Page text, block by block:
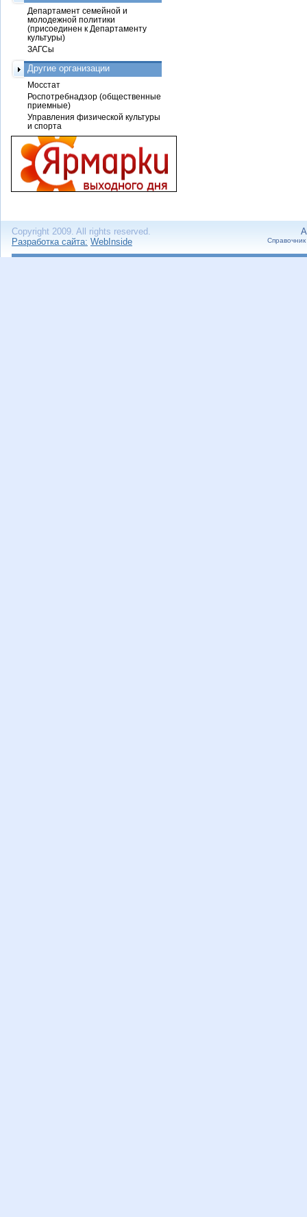
Департамент семейной и
молодежной политики
(присоединен к Департаменту
культуры)
ЗАГСы
Другие организации
Мосстат
Роспотребнадзор (общественные
приемные)
Управления физической культуры
и спорта
Copyright 2009. All rights reserved.
Разработка сайта: WebInside